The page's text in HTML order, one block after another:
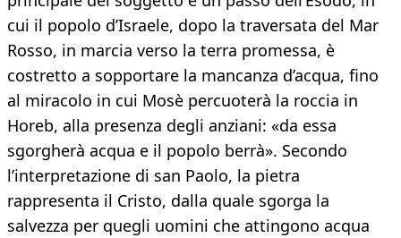
cui il popolo d’Israele, dopo la traversata del Mar
Rosso, in marcia verso la terra promessa, è
costretto a sopportare la mancanza d’acqua, fino
al miracolo in cui Mosè percuoterà la roccia in
Horeb, alla presenza degli anziani: «da essa
sgorgherà acqua e il popolo berrà». Secondo
l’interpretazione di san Paolo, la pietra
rappresenta il Cristo, dalla quale sgorga la
salvezza per quegli uomini che attingono acqua